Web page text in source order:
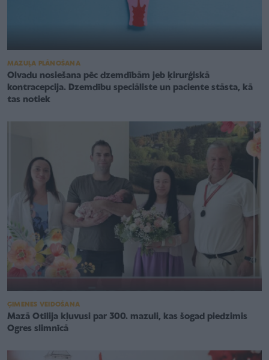
MAZUĻA PLĀNOŠANA
Olvadu nosiešana pēc dzemdībām jeb ķirurģiskā
kontracepcija. Dzemdību speciāliste un paciente stāsta, kā
tas notiek
ĢIMENES VEIDOŠANA
Mazā Otīlija kļuvusi par 300. mazuli, kas šogad piedzimis
Ogres slimnīcā